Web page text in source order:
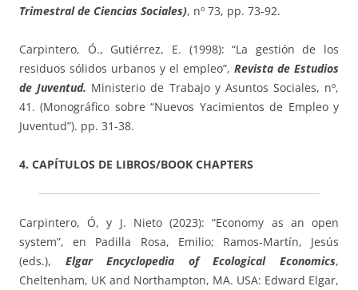
Trimestral de Ciencias Sociales), nº 73, pp. 73-92.
Carpintero, Ó., Gutiérrez, E. (1998): “La gestión de los
residuos sólidos urbanos y el empleo”, Revista de Estudios
de Juventud. Ministerio de Trabajo y Asuntos Sociales, nº,
41. (Monográfico sobre “Nuevos Yacimientos de Empleo y
Juventud”). pp. 31-38.
4. CAPÍTULOS DE LIBROS/BOOK CHAPTERS
Carpintero, Ó, y J. Nieto (2023): “Economy as an open
system”, en Padilla Rosa, Emilio; Ramos-Martín, Jesús
(eds.), Elgar Encyclopedia of Ecological Economics,
Cheltenham, UK and Northampton, MA. USA: Edward Elgar,